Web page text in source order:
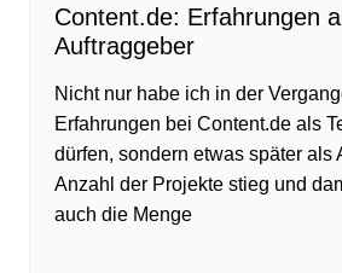
Content.de: Erfahrungen
Auftraggeber
Nicht nur habe ich in der
Erfahrungen bei Content.de als
dürfen, sondern etwas später als
Anzahl der Projekte stieg und
auch die Menge